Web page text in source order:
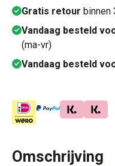
Gratis retour binnen
Vandaag besteld
(ma-vr)
Vandaag besteld
Omschrijving